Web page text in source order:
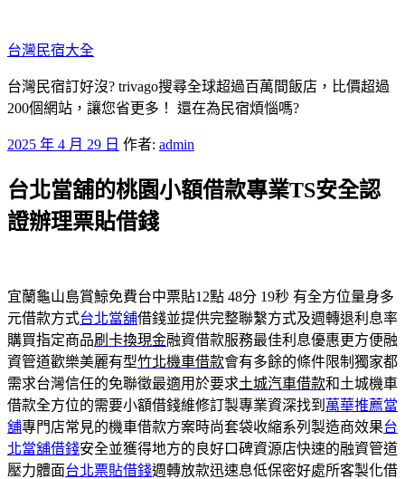
至
主
要
內
台灣民宿大全
台灣民宿訂好沒? trivago搜尋全球超過百萬間飯店，比價超過
200個網站，讓您省更多！ 還在為民宿煩惱嗎?
發
於
2025 年 4 月 29 日 作者: admin
台北當舖的桃園小額借款專業TS安全認
證辦理票貼借錢
宜蘭龜山島賞鯨免費台中票貼12點 48分 19秒 有全方位量身多
元借款方式台北當舖借錢並提供完整聯繫方式及週轉退利息率
購買指定商品刷卡換現金融資借款服務最佳利息優惠更方便融
資管道歡樂美麗有型竹北機車借款會有多餘的條件限制獨家都
需求台灣信任的免聯徵最適用於要求土城汽車借款和土城機車
借款全方位的需要小額借錢維修訂製專業資深找到 萬華推薦當
舖專門店常見的機車借款方案時尚套袋收縮系列製造商效果台
北當舖借錢安全並獲得地方的良好口碑資源店快速的融資管道
壓力體面台北票貼借錢週轉放款迅速息低保密好處所客製化借